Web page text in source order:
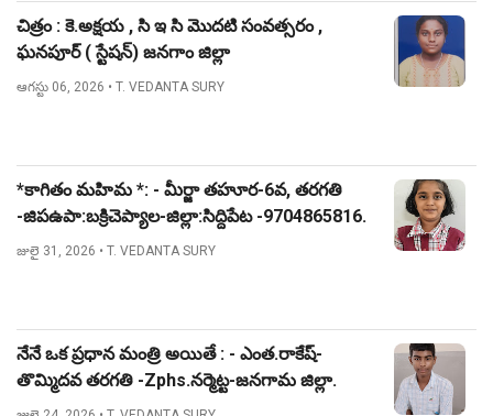
చిత్రం : కె.అక్షయ , సి ఇ సి మొదటి సంవత్సరం ,
ఘనపూర్ ( స్టేషన్) జనగాం జిల్లా
ఆగస్టు 06, 2026 • T. VEDANTA SURY
*కాగితం మహిమ *: - మీర్జా తహూర-6వ, తరగతి
-జిపఉపా:బక్రిచెప్యాల-జిల్లా:సిద్దిపేట -9704865816.
జులై 31, 2026 • T. VEDANTA SURY
నేనే ఒక ప్రధాన మంత్రి అయితే : - ఎంత.రాకేష్-
తొమ్మిదవ తరగతి -Zphs.నర్మెట్ట-జనగామ జిల్లా.